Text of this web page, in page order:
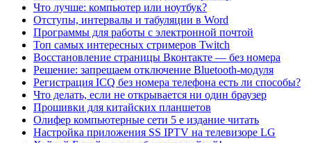
Что лучше: компьютер или ноутбук?
Отступы, интервалы и табуляции в Word
Программы для работы с электронной почтой
Топ самых интересных стримеров Twitch
Восстановление страницы Вконтакте — без номера
Решение: запрещаем отключение Bluetooth-модуля
Регистрация ICQ без номера телефона есть ли способы?
Что делать, если не открывается ни один браузер
Прошивки для китайских планшетов
Олифер компьютерные сети 5 е издание читать
Настройка приложения SS IPTV на телевизоре LG